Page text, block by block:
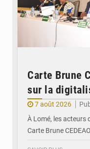
Carte Brune
sur la
7 août 2026
À Lomé, les acteurs
Carte Brune